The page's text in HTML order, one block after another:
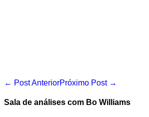
Navegação
post
← Post AnteriorPróximo Post →
Sala de análises com Bo Williams